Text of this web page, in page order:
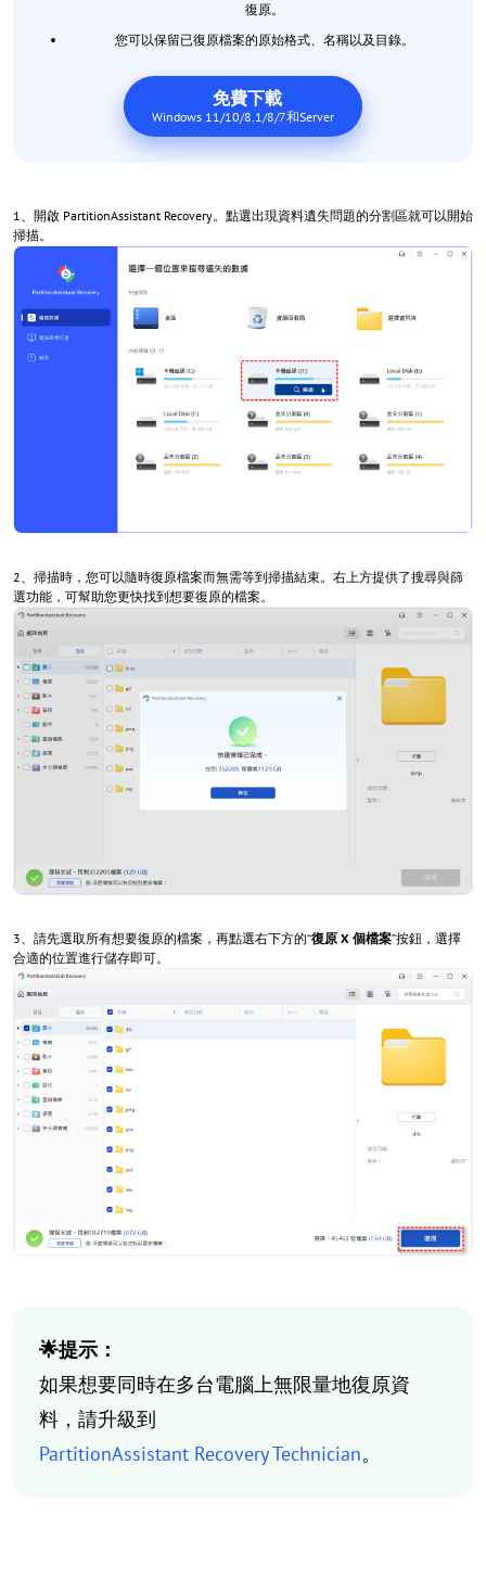
復原。
您可以保留已復原檔案的原始格式、名稱以及目錄。
免費下載
Windows 11/10/8.1/8/7和Server
1、開啟 PartitionAssistant Recovery。點選出現資料遺失問題的分割區就可以開始
掃描。
2、掃描時，您可以隨時復原檔案而無需等到掃描結束。右上方提供了搜尋與篩
選功能，可幫助您更快找到想要復原的檔案。
3、請先選取所有想要復原的檔案，再點選右下方的“復原 X 個檔案”按鈕，選擇
合適的位置進行儲存即可。
🌟提示：
如果想要同時在多台電腦上無限量地復原資
料，請升級到
PartitionAssistant Recovery Technician。